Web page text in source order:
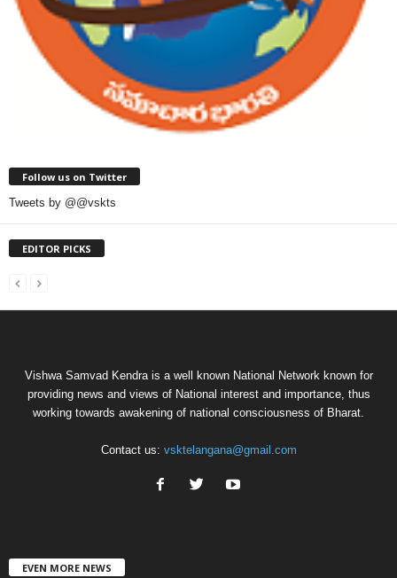
Follow us on Twitter
Tweets by @@vskts
EDITOR PICKS
Vishwa Samvad Kendra is a well known National Network known for
providing news and views of National interest and importance, thus
working towards awakening of national consciousness of Bharat.
Contact us: vsktelangana@gmail.com
EVEN MORE NEWS